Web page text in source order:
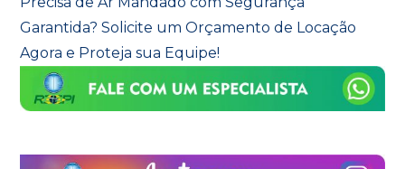
Garantida? Solicite um Orçamento de Locação
Agora e Proteja sua Equipe!